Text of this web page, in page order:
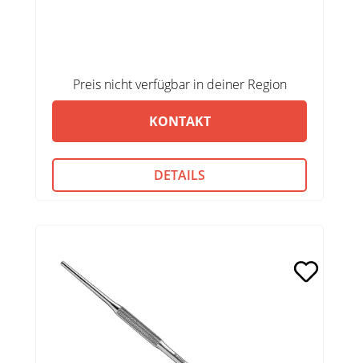
Preis nicht verfügbar in deiner Region
KONTAKT
DETAILS